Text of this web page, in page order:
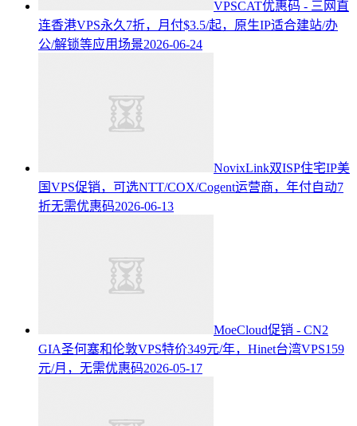
VPSCAT优惠码 - 三网直
连香港VPS永久7折，月付$3.5/起，原生IP适合建站/办
公/解锁等应用场景2026-06-24
NovixLink双ISP住宅IP美
国VPS促销，可选NTT/COX/Cogent运营商，年付自动7
折无需优惠码2026-06-13
MoeCloud促销 - CN2
GIA圣何塞和伦敦VPS特价349元/年，Hinet台湾VPS159
元/月，无需优惠码2026-05-17